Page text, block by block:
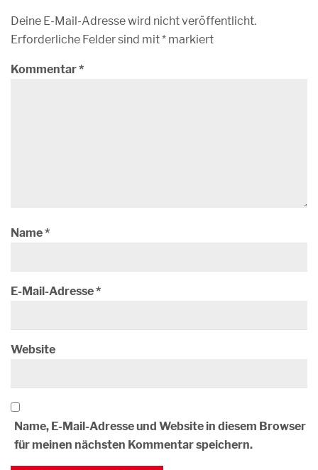
Deine E-Mail-Adresse wird nicht veröffentlicht.
Erforderliche Felder sind mit* markiert
Kommentar*
Name*
E-Mail-Adresse*
Website
Name, E-Mail-Adresse und Website in diesem Browser
für meinen nächsten Kommentar speichern.